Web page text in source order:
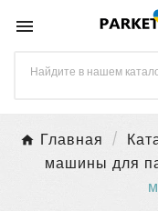

Главная
машины для